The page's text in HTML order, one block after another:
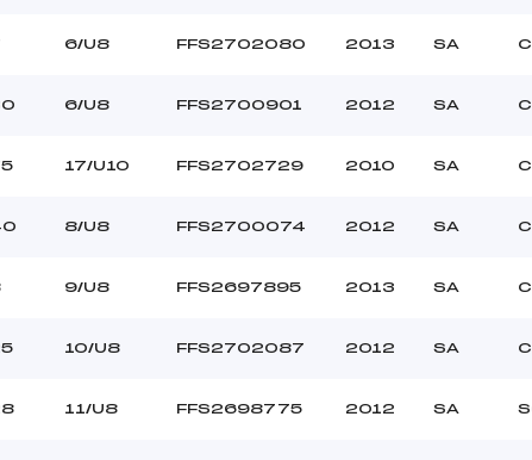
6/U8 FFS2702080 2013 SA
6/U8 FFS2700901 2012 SA
17/U10 FFS2702729 2010 SA
8/U8 FFS2700074 2012 SA
9/U8 FFS2697895 2013 SA
10/U8 FFS2702087 2012 SA
11/U8 FFS2698775 2012 SA